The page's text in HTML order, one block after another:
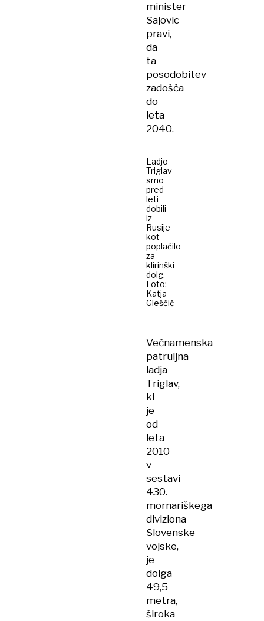
minister
Sajovic
pravi,
da
ta
posodobitev
zadošča
do
leta
2040.
Ladjo
Triglav
smo
pred
leti
dobili
iz
Rusije
kot
poplačilo
za
klirinški
dolg.
Foto:
Katja
Gleščič
Večnamenska
patruljna
ladja
Triglav,
ki
je
od
leta
2010
v
sestavi
430.
mornariškega
diviziona
Slovenske
vojske,
je
dolga
49,5
metra,
široka